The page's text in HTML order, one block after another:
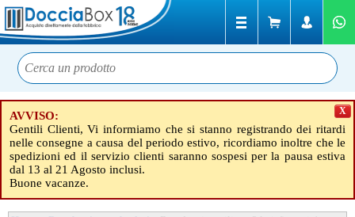
AVVISO:
Gentili Clienti, Vi informiamo che si stanno registrando dei ritardi
nelle consegne a causa del periodo estivo, ricordiamo inoltre che le
spedizioni ed il servizio clienti saranno sospesi per la pausa estiva
dal 13 al 21 Agosto inclusi.
Buone vacanze.
X